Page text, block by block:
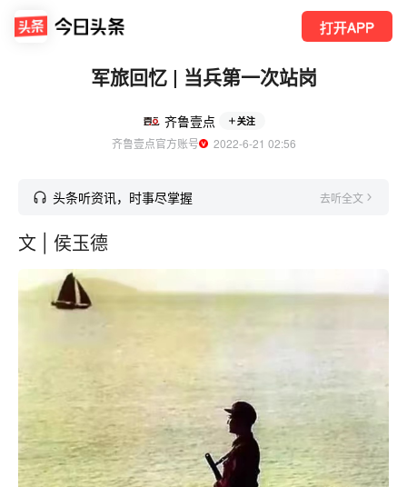
打开APP
军旅回忆 | 当兵第一次站岗
齐鲁壹点 关注
齐鲁壹点官方账号
  2022-6-21 02:56
头条听资讯，时事尽掌握 去听全文
文 | 侯玉德